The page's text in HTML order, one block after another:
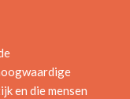
en die mensen